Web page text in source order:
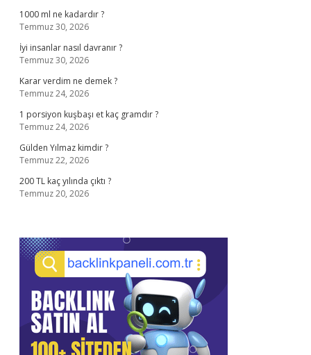
1000 ml ne kadardır ?
Temmuz 30, 2026
İyi insanlar nasıl davranır ?
Temmuz 30, 2026
Karar verdim ne demek ?
Temmuz 24, 2026
1 porsiyon kuşbaşı et kaç gramdır ?
Temmuz 24, 2026
Gülden Yılmaz kimdir ?
Temmuz 22, 2026
200 TL kaç yılında çıktı ?
Temmuz 20, 2026